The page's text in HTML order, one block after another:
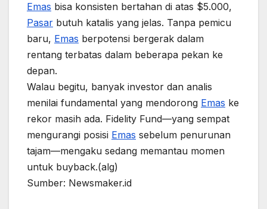
Emas bisa konsisten bertahan di atas $5.000,
Pasar butuh katalis yang jelas. Tanpa pemicu
baru, Emas berpotensi bergerak dalam
rentang terbatas dalam beberapa pekan ke
depan.
Walau begitu, banyak investor dan analis
menilai fundamental yang mendorong Emas ke
rekor masih ada. Fidelity Fund—yang sempat
mengurangi posisi Emas sebelum penurunan
tajam—mengaku sedang memantau momen
untuk buyback.(alg)
Sumber: Newsmaker.id